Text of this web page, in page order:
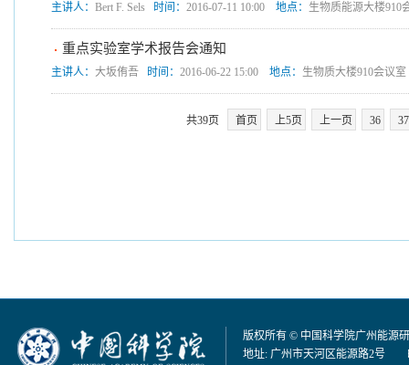
主讲人： Bert F. Sels 时间： 2016-07-11 10:00 地点： 生物质能源大楼910
重点实验室学术报告会通知
主讲人： 大坂侑吾 时间： 2016-06-22 15:00 地点： 生物质大楼910会议室
共39页 首页 上5页 上一页 36 37
版权所有 © 中国科学院广州能源
地址: 广州市天河区能源路2号